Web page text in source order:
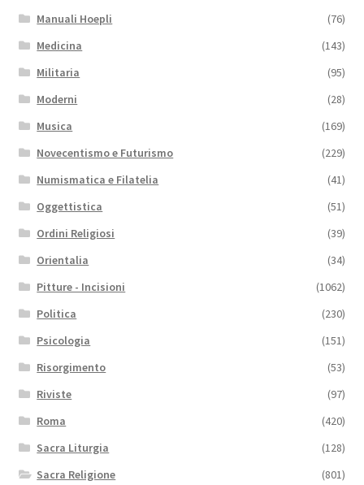
Manuali Hoepli
(76)
Medicina
(143)
Militaria
(95)
Moderni
(28)
Musica
(169)
Novecentismo e Futurismo
(229)
Numismatica e Filatelia
(41)
Oggettistica
(51)
Ordini Religiosi
(39)
Orientalia
(34)
Pitture - Incisioni
(1062)
Politica
(230)
Psicologia
(151)
Risorgimento
(53)
Riviste
(97)
Roma
(420)
Sacra Liturgia
(128)
Sacra Religione
(801)